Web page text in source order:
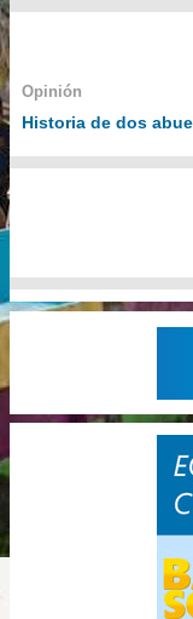
Opinión
Historia de dos